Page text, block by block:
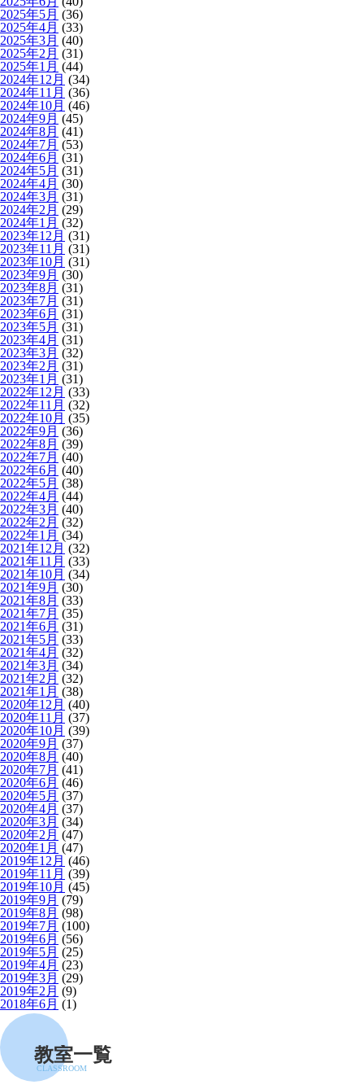
2025年5月 (36)
2025年4月 (33)
2025年3月 (40)
2025年2月 (31)
2025年1月 (44)
2024年12月 (34)
2024年11月 (36)
2024年10月 (46)
2024年9月 (45)
2024年8月 (41)
2024年7月 (53)
2024年6月 (31)
2024年5月 (31)
2024年4月 (30)
2024年3月 (31)
2024年2月 (29)
2024年1月 (32)
2023年12月 (31)
2023年11月 (31)
2023年10月 (31)
2023年9月 (30)
2023年8月 (31)
2023年7月 (31)
2023年6月 (31)
2023年5月 (31)
2023年4月 (31)
2023年3月 (32)
2023年2月 (31)
2023年1月 (31)
2022年12月 (33)
2022年11月 (32)
2022年10月 (35)
2022年9月 (36)
2022年8月 (39)
2022年7月 (40)
2022年6月 (40)
2022年5月 (38)
2022年4月 (44)
2022年3月 (40)
2022年2月 (32)
2022年1月 (34)
2021年12月 (32)
2021年11月 (33)
2021年10月 (34)
2021年9月 (30)
2021年8月 (33)
2021年7月 (35)
2021年6月 (31)
2021年5月 (33)
2021年4月 (32)
2021年3月 (34)
2021年2月 (32)
2021年1月 (38)
2020年12月 (40)
2020年11月 (37)
2020年10月 (39)
2020年9月 (37)
2020年8月 (40)
2020年7月 (41)
2020年6月 (46)
2020年5月 (37)
2020年4月 (37)
2020年3月 (34)
2020年2月 (47)
2020年1月 (47)
2019年12月 (46)
2019年11月 (39)
2019年10月 (45)
2019年9月 (79)
2019年8月 (98)
2019年7月 (100)
2019年6月 (56)
2019年5月 (25)
2019年4月 (23)
2019年3月 (29)
2019年2月 (9)
2018年6月 (1)
教室一覧
CLASSROOM